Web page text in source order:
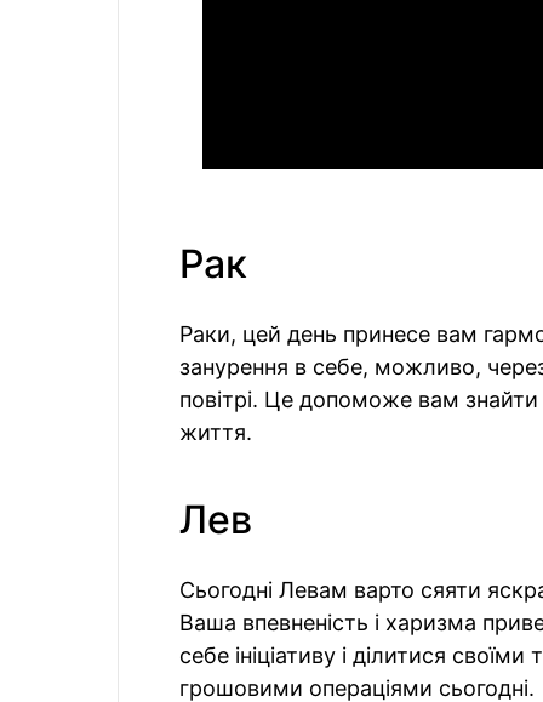
Рак
Раки, цей день принесе вам
занурення в себе, можливо,
повітрі. Це допоможе вам
життя.
Лев
Сьогодні Левам варто сяяти
Ваша впевненість і харизма
себе ініціативу і ділитися
грошовими операціями сьогодні.